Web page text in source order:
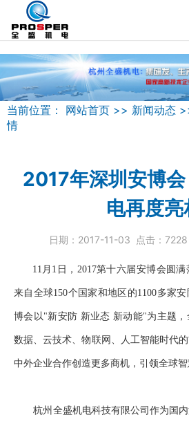
当前位置： 网站首页 >> 新闻动态
情
2017年深圳安博
电再度亮
日期： 2017-11-03 点击： 7228
11月1日，2017第十六届安博会圆满
来自全球150个国家和地区的1100多家
博会以"新安防 新业态 新动能"为主题
数据、云技术、物联网、人工智能时代
中外企业合作创造更多商机，引领全球智
杭州全盛机电科技有限公司作为国内